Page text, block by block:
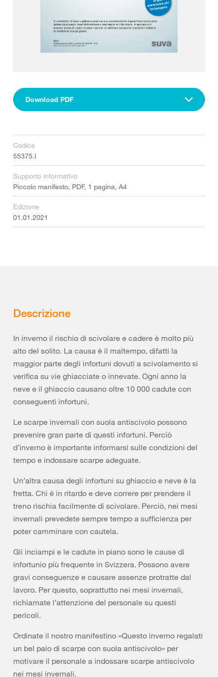
Download PDF
Codice
55375.I
Supporto informativo
Piccolo manifesto, PDF, 1 pagina, A4
Edizione
01.01.2021
Descrizione
In inverno il rischio di scivolare e cadere è molto più
alto del solito. La causa è il maltempo, difatti la
maggior parte degli infortuni dovuti a scivolamento si
verifica su vie ghiacciate o innevate. Ogni anno la
neve e il ghiaccio causano oltre 10 000 cadute con
conseguenti infortuni.
Le scarpe invernali con suola antiscivolo possono
prevenire gran parte di questi infortuni. Perciò
d’inverno è importante informarsi sulle condizioni del
tempo e indossare scarpe adeguate.
Un’altra causa degli infortuni su ghiaccio e neve è la
fretta. Chi è in ritardo e deve correre per prendere il
treno rischia facilmente di scivolare. Perciò, nei mesi
invernali prevedete sempre tempo a sufficienza per
poter camminare con cautela.
Gli inciampi e le cadute in piano sono le cause di
infortunio più frequente in Svizzera. Possono avere
gravi conseguenze e causare assenze protratte dal
lavoro. Per questo, soprattutto nei mesi invernali,
richiamate l’attenzione del personale su questi
pericoli.
Ordinate il nostro manifestino «Questo inverno regalati
un bel paio di scarpe con suola antiscivolo» per
motivare il personale a indossare scarpe antiscivolo
nei mesi invernali.